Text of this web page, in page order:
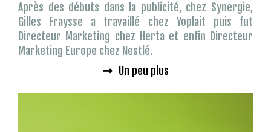
Après des débuts dans la publicité, chez Synergie,
Gilles Fraysse a travaillé chez Yoplait puis fut
Directeur Marketing chez Herta et enfin Directeur
Marketing Europe chez Nestlé.
Un peu plus